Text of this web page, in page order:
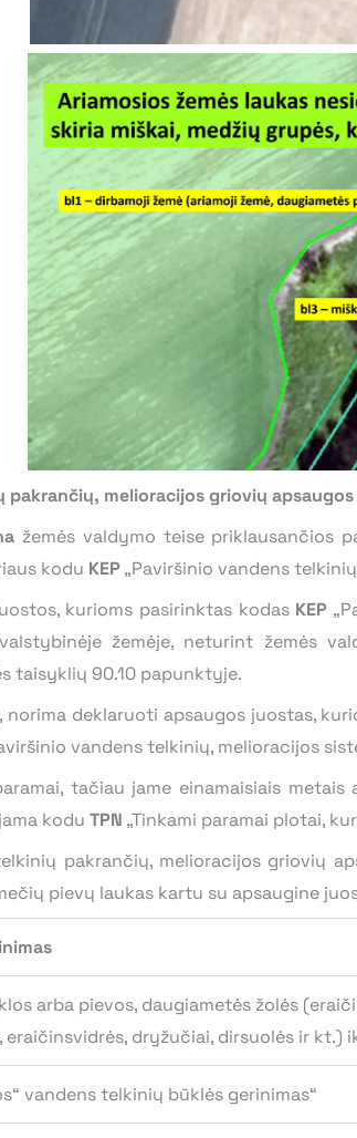
pakrančių, melioracijos griovių
žemės valdymo teise priklausančios
kodu KEP„Paviršinio vandens
kurioms pasirinktas kodas KEP
žemėje, neturint žemės
taisyklių 90.10 papunktyje.
deklaruoti apsaugos juostas,
vandens telkinių, melioracijos
tačiau jame einamaisiais
kodu TPN „Tinkami paramai plotai,
pakrančių, melioracijos griovių
pievų laukas kartu su apsaugine
arba pievos, daugiametės žolės
eraičinsvidrės, dryžučiai, dirsuolės ir kt.)
vandens telkinių būklės gerinimas“